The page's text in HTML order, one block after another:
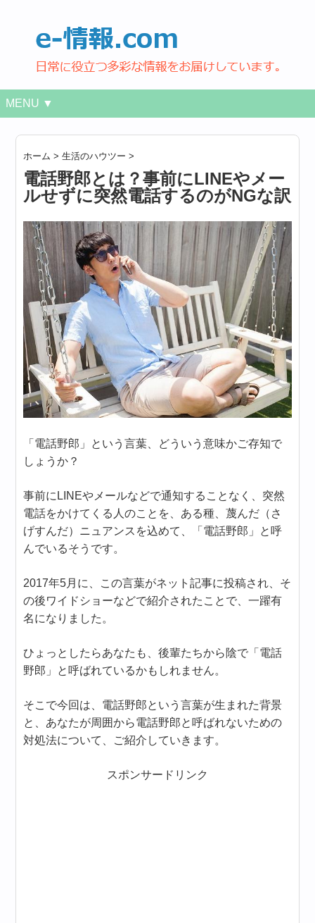
MENU ▼
ホーム >生活のハウツー >
電話野郎とは？事前にLINEやメー
ルせずに突然電話するのがNGな訳
「電話野郎」という言葉、どういう意味かご存知で
しょうか？
事前にLINEやメールなどで通知することなく、突然
電話をかけてくる人のことを、ある種、蔑んだ（さ
げすんだ）ニュアンスを込めて、「電話野郎」と呼
んでいるそうです。
2017年5月に、この言葉がネット記事に投稿され、そ
の後ワイドショーなどで紹介されたことで、一躍有
名になりました。
ひょっとしたらあなたも、後輩たちから陰で「電話
野郎」と呼ばれているかもしれません。
そこで今回は、電話野郎という言葉が生まれた背景
と、あなたが周囲から電話野郎と呼ばれないための
対処法について、ご紹介していきます。
スポンサードリンク